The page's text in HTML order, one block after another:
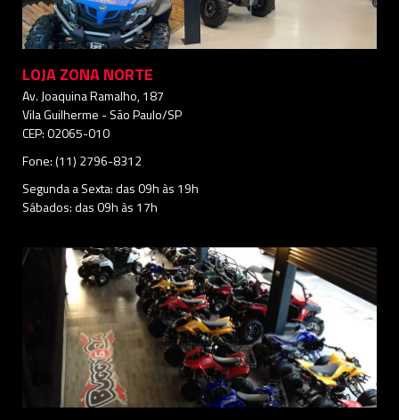
LOJA ZONA NORTE
Av. Joaquina Ramalho, 187
Vila Guilherme - São Paulo/SP
CEP: 02065-010
Fone: (11) 2796-8312
Segunda a Sexta: das 09h às 19h
Sábados: das 09h às 17h